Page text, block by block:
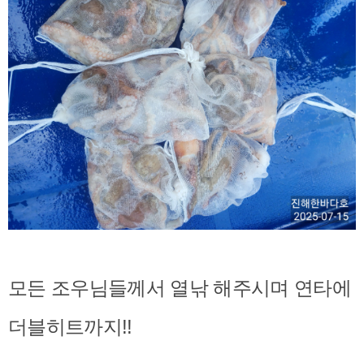
모든 조우님들께서 열낚 해주시며 연타에
더블히트까지!!